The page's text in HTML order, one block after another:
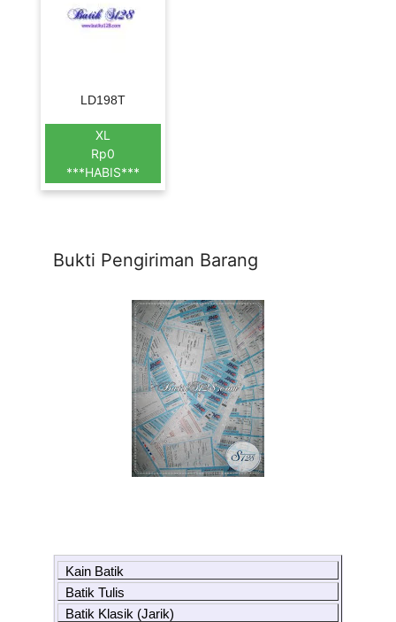
LD198T
XL
Rp0
***HABIS***
Bukti Pengiriman Barang
Kain Batik
Batik Tulis
Batik Klasik (Jarik)